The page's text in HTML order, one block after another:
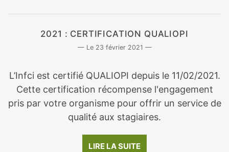
2021 : CERTIFICATION QUALIOPI
23 février 2021
L’Infci est certifié QUALIOPI depuis le 11/02/2021.
Cette certification récompense l'engagement
pris par votre organisme pour offrir un service de
qualité aux stagiaires.
LIRE LA SUITE